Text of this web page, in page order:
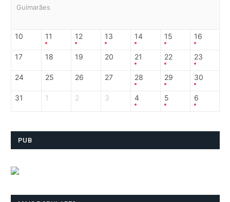
Guimarães
10 11 12 13 14 15 16
17 18 19 20 21 22 23
24 25 26 27 28 29 30
31 1 2 3 4 5 6
PUB